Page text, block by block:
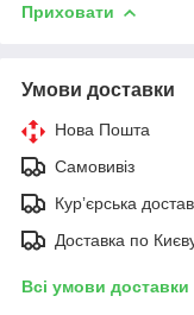
Приховати
Умови доставки
Нова Пошта
Самовивіз
Курʼєрська
Доставка по
Всі умови доставки